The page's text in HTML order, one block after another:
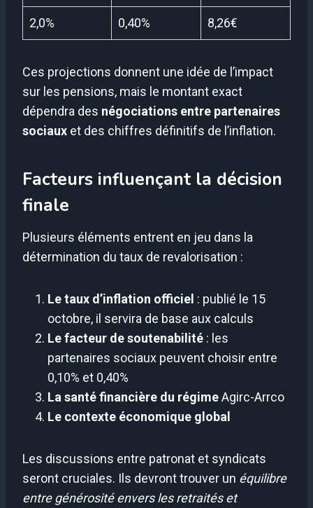
2,0% 0,40% 8,26€
Ces projections donnent une idée de l’impact
sur les pensions, mais le montant exact
dépendra des négociations entre partenaires
sociaux et des chiffres définitifs de l’inflation.
Facteurs influençant la décision
finale
Plusieurs éléments entrent en jeu dans la
détermination du taux de revalorisation :
Le taux d’inflation officiel : publié le 15
octobre, il servira de base aux calculs
Le facteur de soutenabilité : les
partenaires sociaux peuvent choisir entre
0,10% et 0,40%
La santé financière du régimeAgirc-Arrco
Le contexte économique global
Les discussions entre patronat et syndicats
seront cruciales. Ils devront trouver un équilibre
entre générosité envers les retraités et